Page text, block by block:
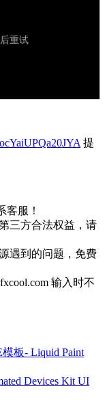
提
客服！
三方合法权益，请
遇到的问题，免费
输入时不
板- Liquid Paint
Devices Kit UI